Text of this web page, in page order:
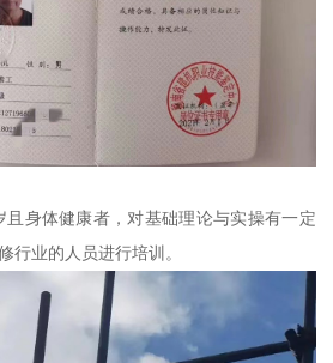
且身体健康者，对基础理论与实操有一定
行业的人员进行培训。